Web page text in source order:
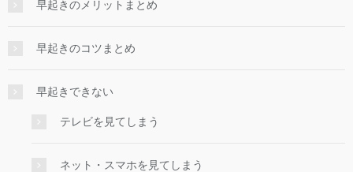
早起きのメリットまとめ
早起きのコツまとめ
早起きできない
テレビを見てしまう
ネット・スマホを見てしまう